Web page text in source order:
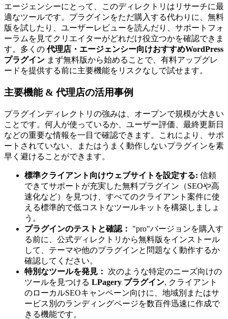
エージェンシーにとって、このディレクトリはリサーチに最
適なツールです。プラグインをただ購入する代わりに、無料
版を試したり、ユーザーレビューを読んだり、サポートフォ
ーラムを見てクリエイターがどれだけ役立つかを確認できま
す。多くの代理店・エージェンシー向けおすすめWordPress
プラグイン まず無料版から始めることで、有料アップグレ
ードを提供する前に主要機能をリスクなしで試せます。
主要機能 & 代理店の活用事例
プラグインディレクトリの強みは、オープンで規模が大きい
ことです。何人が使っているか、ユーザー評価、最終更新日
などの重要な情報を一目で確認できます。これにより、サポ
ートされていない、またはうまく動作しないプラグインを素
早く避けることができます。
標準クライアント向けウェブサイトを設定する: 信頼
できてサポートが充実した無料プラグイン（SEOや高
速化など）を見つけ、すべてのクライアント案件に使
える標準的で低コストなツールキットを構築しましょ
う。
プラグインのテストと確認：
"pro"バージョンを購入す
る前に、公式ディレクトリから無料版をインストール
して、テーマや他のプラグインと問題なく動作するか
確認してください。
特別なツールを発見：
次のような特定のニーズ向けの
ツールを見つける LPagery プラグイン, クライアント
のローカルSEOキャンペーン向けに、地域別またはサ
ービス別のランディングページを数百件迅速に作成で
きる機能です。